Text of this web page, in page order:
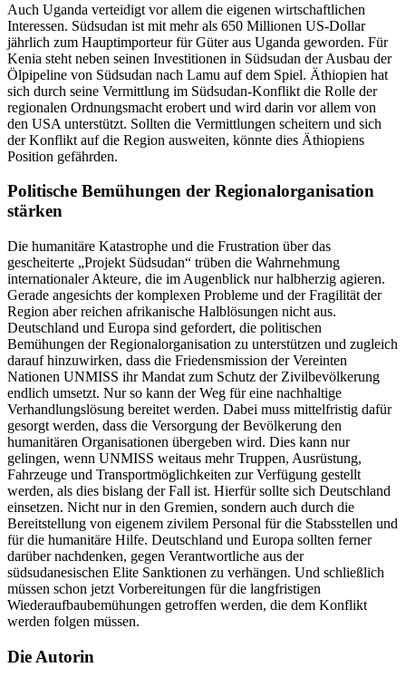
Auch Uganda verteidigt vor allem die eigenen wirtschaftlichen
Interessen. Südsudan ist mit mehr als 650 Millionen US-Dollar
jährlich zum Hauptimporteur für Güter aus Uganda geworden. Für
Kenia steht neben seinen Investitionen in Südsudan der Ausbau der
Ölpipeline von Südsudan nach Lamu auf dem Spiel. Äthiopien hat
sich durch seine Vermittlung im Südsudan-Konflikt die Rolle der
regionalen Ordnungsmacht erobert und wird darin vor allem von
den USA unterstützt. Sollten die Vermittlungen scheitern und sich
der Konflikt auf die Region ausweiten, könnte dies Äthiopiens
Position gefährden.
Politische Bemühungen der Regionalorganisation
stärken
Die humanitäre Katastrophe und die Frustration über das
gescheiterte „Projekt Südsudan“ trüben die Wahrnehmung
internationaler Akteure, die im Augenblick nur halbherzig agieren.
Gerade angesichts der komplexen Probleme und der Fragilität der
Region aber reichen afrikanische Halblösungen nicht aus.
Deutschland und Europa sind gefordert, die politischen
Bemühungen der Regionalorganisation zu unterstützen und zugleich
darauf hinzuwirken, dass die Friedensmission der Vereinten
Nationen UNMISS ihr Mandat zum Schutz der Zivilbevölkerung
endlich umsetzt. Nur so kann der Weg für eine nachhaltige
Verhandlungslösung bereitet werden. Dabei muss mittelfristig dafür
gesorgt werden, dass die Versorgung der Bevölkerung den
humanitären Organisationen übergeben wird. Dies kann nur
gelingen, wenn UNMISS weitaus mehr Truppen, Ausrüstung,
Fahrzeuge und Transportmöglichkeiten zur Verfügung gestellt
werden, als dies bislang der Fall ist. Hierfür sollte sich Deutschland
einsetzen. Nicht nur in den Gremien, sondern auch durch die
Bereitstellung von eigenem zivilem Personal für die Stabsstellen und
für die humanitäre Hilfe. Deutschland und Europa sollten ferner
darüber nachdenken, gegen Verantwortliche aus der
südsudanesischen Elite Sanktionen zu verhängen. Und schließlich
müssen schon jetzt Vorbereitungen für die langfristigen
Wiederaufbaubemühungen getroffen werden, die dem Konflikt
werden folgen müssen.
Die Autorin